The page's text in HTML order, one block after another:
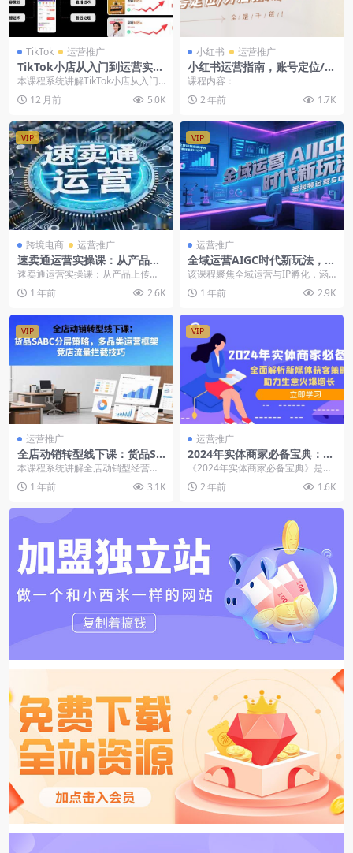
TikTok 运营推广
TikTok小店从入门到运营实战
技能：快速掌握TikTok电商运
本课程系统讲解TikTok小店从入门
到运营的全流程实战技能，涵盖平
台认知、账号注...
12 月前 5.0K
小红书 运营推广
小红书运营指南，账号定位/开
店指南/优质笔记/没有套路，
课程内容：
2 年前
1.7K
VIP
跨境电商 运营推广
速卖通运营实操课：从产品上
传到店铺布局，全方位提升你
的跨境电商能力
速卖通运营实操课：从产品上传到
店铺布局，全方位提升你的跨境电
商能力🚀 马上开始你...
1 年前 2.6K
VIP
运营推广
全域运营AIGC时代新玩法，文
案封面设计公式，短视频运营
SOP
该课程聚焦全域运营与IP孵化，涵
盖平台底层逻辑解析、爆款内容创
作公式（标题/封面...
1 年前 2.9K
VIP
运营推广
全店动销转型线下课：货品SA
BC分层策略，多品类运营框
架，竞店流量拦截技巧
本课程系统讲解全店动销型经营模
式的全流程方法论，从动销模式与
单爆款模式的核心差异...
1 年前 3.1K
VIP
运营推广
2024年实体商家必备宝典：全
面解析新媒体获客策略，助力
生意火爆增长
《2024年实体商家必备宝典》是一
部旨在帮助实体商家通过新媒体渠
道高效获客的实战...
2 年前 1.6K